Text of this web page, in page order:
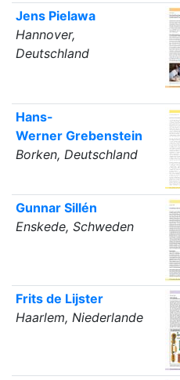
Jens Pielawa
Hannover,
Deutschland
Hans-
Werner Grebenstein
Borken, Deutschland
Gunnar Sillén
Enskede, Schweden
Frits de Lijster
Haarlem, Niederlande